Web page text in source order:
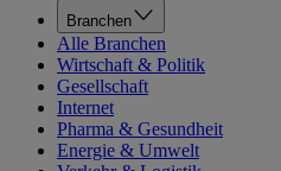
Branchen
Alle Branchen
Wirtschaft & Politik
Gesellschaft
Internet
Pharma & Gesundheit
Energie & Umwelt